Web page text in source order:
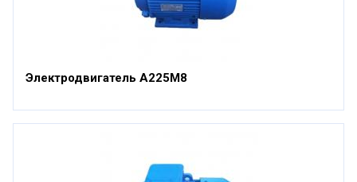
Электродвигатель А225М8